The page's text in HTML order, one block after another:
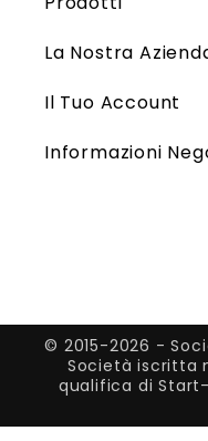
La Nostra
Il Tuo Account
Informazioni
© 2015-2026 -
Società iscritta
qualifica di